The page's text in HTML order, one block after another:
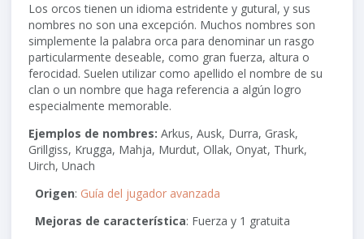
Los orcos tienen un idioma estridente y gutural, y sus
nombres no son una excepción. Muchos nombres son
simplemente la palabra orca para denominar un rasgo
particularmente deseable, como gran fuerza, altura o
ferocidad. Suelen utilizar como apellido el nombre de su
clan o un nombre que haga referencia a algún logro
especialmente memorable.
Ejemplos de nombres: Arkus, Ausk, Durra, Grask,
Grillgiss, Krugga, Mahja, Murdut, Ollak, Onyat, Thurk,
Uirch, Unach
Origen: Guía del jugador avanzada
Mejoras de característica: Fuerza y 1 gratuita